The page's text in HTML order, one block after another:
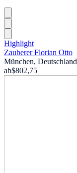
Highlight
Zauberer Florian Otto
München, Deutschland
ab$802,75